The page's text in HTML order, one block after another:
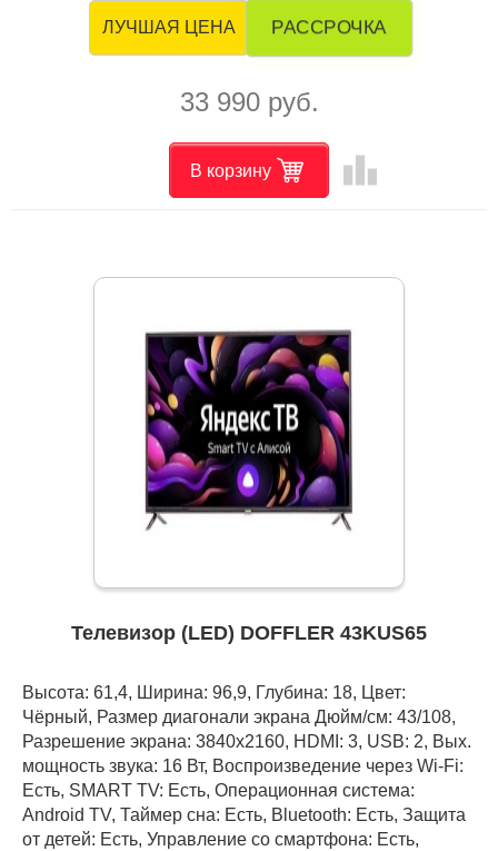
ЛУЧШАЯ ЦЕНА РАССРОЧКА
33 990 руб.
В корзину leaderboard
Телевизор (LED) DOFFLER 43KUS65
Высота: 61,4, Ширина: 96,9, Глубина: 18, Цвет:
Чёрный, Размер диагонали экрана Дюйм/см: 43/108,
Разрешение экрана: 3840x2160, HDMI: 3, USB: 2, Вых.
мощность звука: 16 Вт, Воспроизведение через Wi-Fi:
Есть, SMART TV: Есть, Операционная система:
Android TV, Таймер сна: Есть, Bluetooth: Есть, Защита
от детей: Есть, Управление со смартфона: Есть,